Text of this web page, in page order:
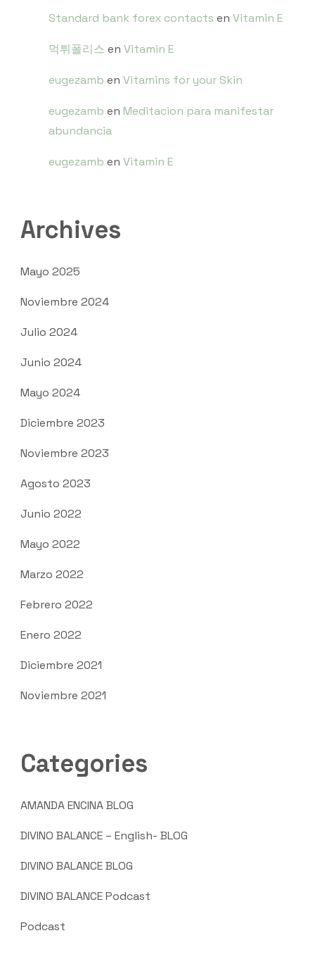
Standard bank forex contacts en Vitamin E
먹튀폴리스 en Vitamin E
eugezamb en Vitamins for your Skin
eugezamb en Meditacion para manifestar
abundancia
eugezamb en Vitamin E
Archives
Mayo 2025
Noviembre 2024
Julio 2024
Junio 2024
Mayo 2024
Diciembre 2023
Noviembre 2023
Agosto 2023
Junio 2022
Mayo 2022
Marzo 2022
Febrero 2022
Enero 2022
Diciembre 2021
Noviembre 2021
Categories
AMANDA ENCINA BLOG
DIVINO BALANCE – English- BLOG
DIVINO BALANCE BLOG
DIVINO BALANCE Podcast
Podcast